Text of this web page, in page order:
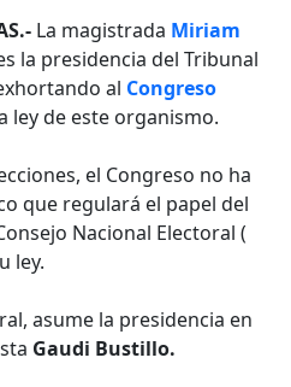
La magistrada Miriam
la presidencia del Tribunal
al Congreso
ley de este organismo.
el Congreso no ha
que regulará el papel del
Nacional Electoral (
ley.
asume la presidencia en
Gaudi Bustillo.